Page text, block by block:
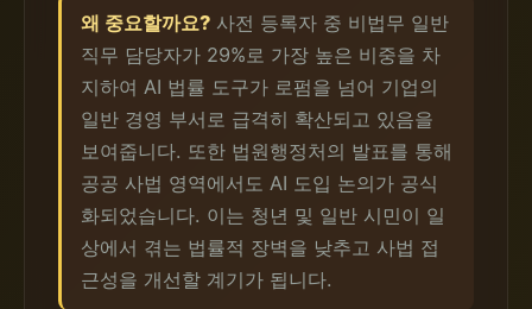
왜 중요할까요? 사전 등록자 중 비법무 일반
직무 담당자가 29%로 가장 높은 비중을 차
지하여 AI 법률 도구가 로펌을 넘어 기업의
일반 경영 부서로 급격히 확산되고 있음을
보여줍니다. 또한 법원행정처의 발표를 통해
공공 사법 영역에서도 AI 도입 논의가 공식
화되었습니다. 이는 청년 및 일반 시민이 일
상에서 겪는 법률적 장벽을 낮추고 사법 접
근성을 개선할 계기가 됩니다.